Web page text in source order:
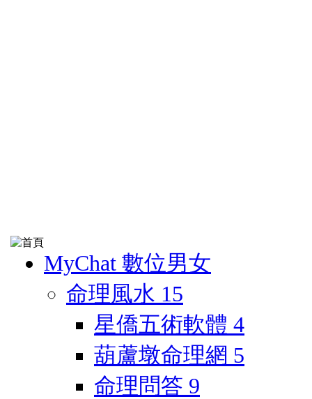
MyChat 數位男女
命理風水 15
星僑五術軟體 4
葫蘆墩命理網 5
命理問答 9